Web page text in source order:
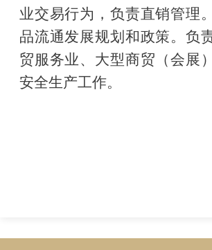
业交易行为，负责直销管理
品流通发展规划和政策。负
贸服务业、大型商贸（会展
安全生产工作。